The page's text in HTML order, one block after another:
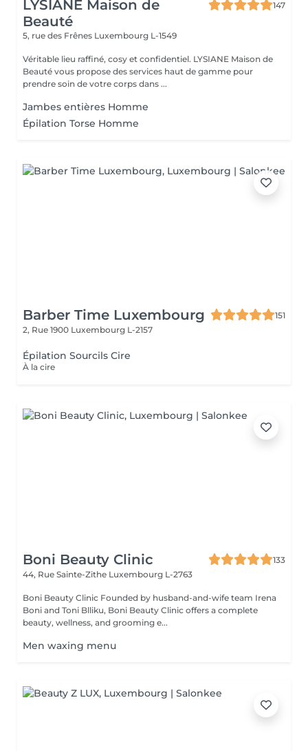
LYSIANE Maison de
Beauté
147
5, rue des Frênes Luxembourg L-1549
Véritable lieu raffiné, cosy et confidentiel. LYSIANE Maison de
Beauté vous propose des services haut de gamme pour
prendre soin de votre corps dans ...
Jambes entières Homme
Épilation Torse Homme
Barber Time Luxembourg
151
2, Rue 1900 Luxembourg L-2157
Épilation Sourcils Cire
À la cire
Boni Beauty Clinic
133
44, Rue Sainte-Zithe Luxembourg L-2763
Boni Beauty Clinic Founded by husband-and-wife team Irena
Boni and Toni Blliku, Boni Beauty Clinic offers a complete
beauty, wellness, and grooming e...
Men waxing menu